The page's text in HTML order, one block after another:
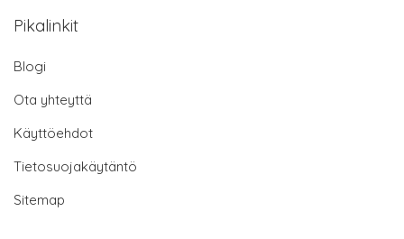
Pikalinkit
Blogi
Ota yhteyttä
Käyttöehdot
Tietosuojakäytäntö
Sitemap